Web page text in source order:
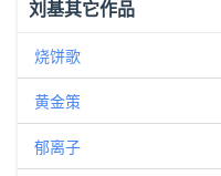
刘基其它作品
烧饼歌
黄金策
郁离子